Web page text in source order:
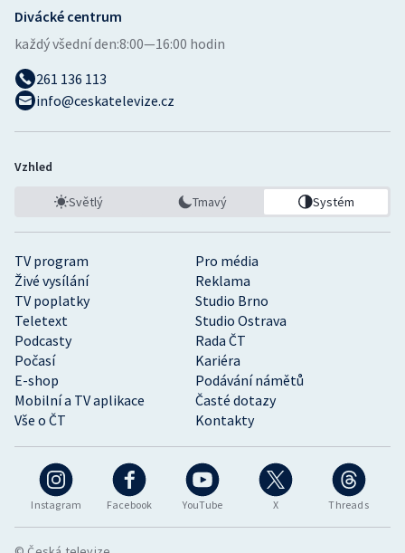
Instagram Facebook YouTube X Threads
TV program
Pro média
Živé vysílání
Reklama
TV poplatky
Studio Brno
Teletext
Studio Ostrava
Podcasty
Rada ČT
Počasí
Kariéra
E-shop
Podávání námětů
Mobilní a TV aplikace
Časté dotazy
Vše o ČT
Kontakty
Divácké centrum
každý všední den:8:00—16:00 hodin
261 136 113
info@ceskatelevize.cz
Vzhled
Světlý Tmavý Systém